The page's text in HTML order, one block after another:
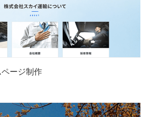
ージ制作